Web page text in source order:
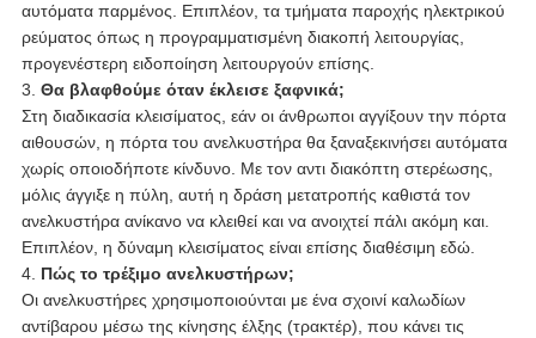
αυτόματα παρμένος. Επιπλέον, τα τμήματα παροχής ηλεκτρικού
ρεύματος όπως η προγραμματισμένη διακοπή λειτουργίας,
προγενέστερη ειδοποίηση λειτουργούν επίσης.
3. Θα βλαφθούμε όταν έκλεισε ξαφνικά;
Στη διαδικασία κλεισίματος, εάν οι άνθρωποι αγγίξουν την πόρτα
αιθουσών, η πόρτα του ανελκυστήρα θα ξαναξεκινήσει αυτόματα
χωρίς οποιοδήποτε κίνδυνο. Με τον αντι διακόπτη στερέωσης,
μόλις άγγιξε η πύλη, αυτή η δράση μετατροπής καθιστά τον
ανελκυστήρα ανίκανο να κλειθεί και να ανοιχτεί πάλι ακόμη και.
Επιπλέον, η δύναμη κλεισίματος είναι επίσης διαθέσιμη εδώ.
4. Πώς το τρέξιμο ανελκυστήρων;
Οι ανελκυστήρες χρησιμοποιούνται με ένα σχοινί καλωδίων
αντίβαρου μέσω της κίνησης έλξης (τρακτέρ), που κάνει τις